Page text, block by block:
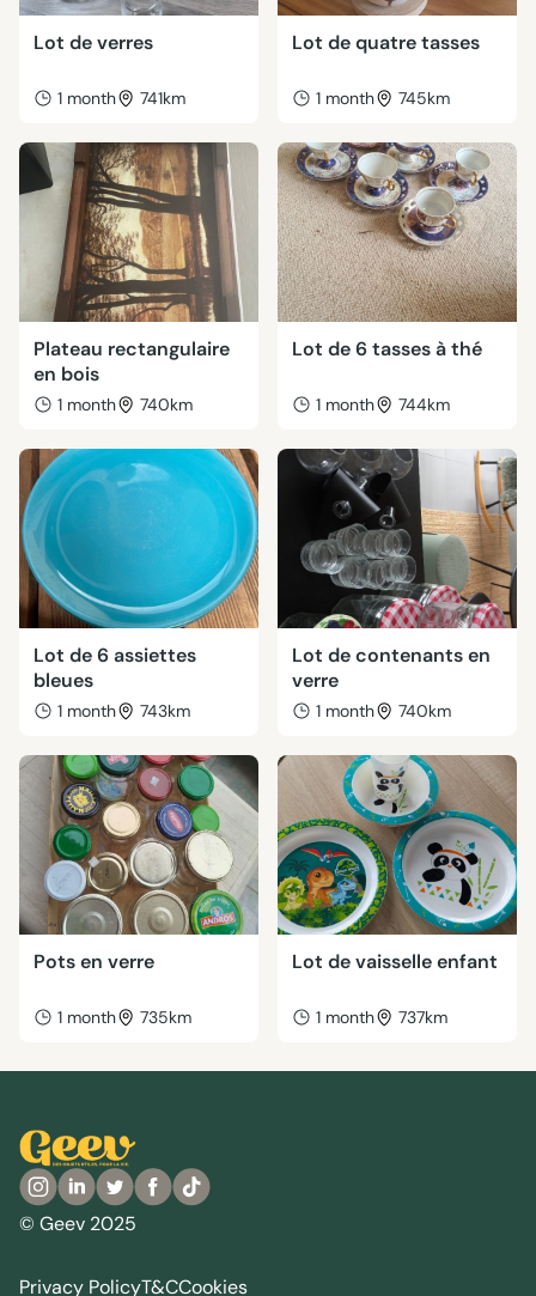
Lot de verres
1 month 741km
Lot de quatre tasses
1 month 745km
Plateau rectangulaire
en bois
1 month 740km
Lot de 6 tasses à thé
1 month 744km
Lot de 6 assiettes
bleues
1 month 743km
Lot de contenants en
verre
1 month 740km
Pots en verre
1 month 735km
Lot de vaisselle enfant
1 month 737km
© Geev 2025
Privacy PolicyT&CCookies